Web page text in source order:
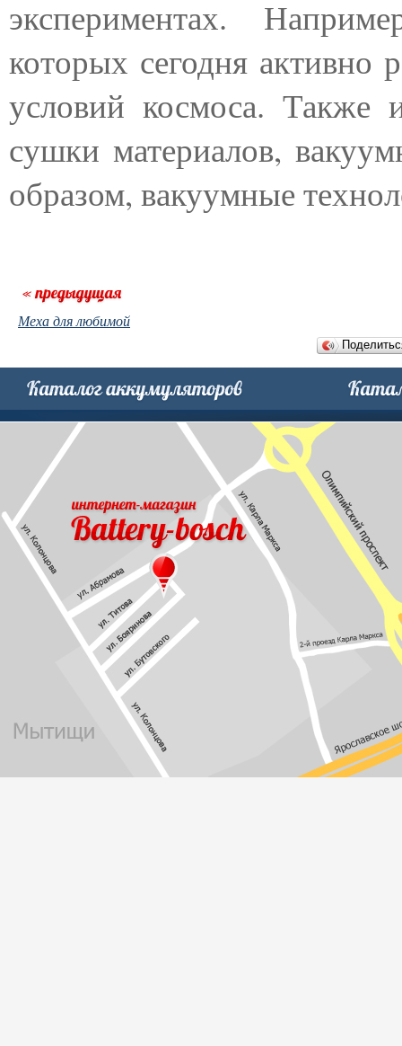
экспериментах.
которых сегодня активно
условий космоса. Также
сушки материалов,
образом, вакуумные
Меха для любимой